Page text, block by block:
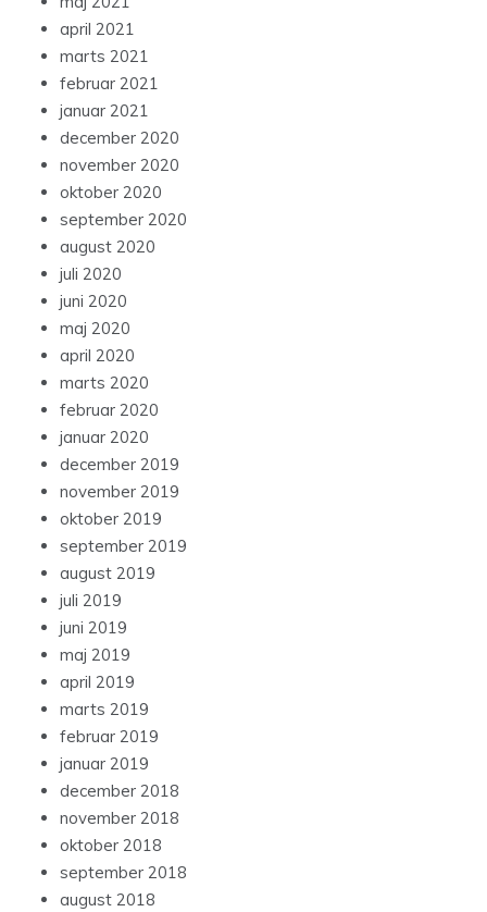
april 2021
marts 2021
februar 2021
januar 2021
december 2020
november 2020
oktober 2020
september 2020
august 2020
juli 2020
juni 2020
maj 2020
april 2020
marts 2020
februar 2020
januar 2020
december 2019
november 2019
oktober 2019
september 2019
august 2019
juli 2019
juni 2019
maj 2019
april 2019
marts 2019
februar 2019
januar 2019
december 2018
november 2018
oktober 2018
september 2018
august 2018